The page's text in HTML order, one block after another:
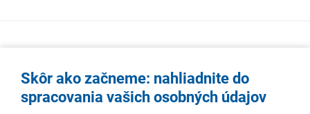
Skôr ako začneme: nahliadnite do
spracovania vašich osobných údajov